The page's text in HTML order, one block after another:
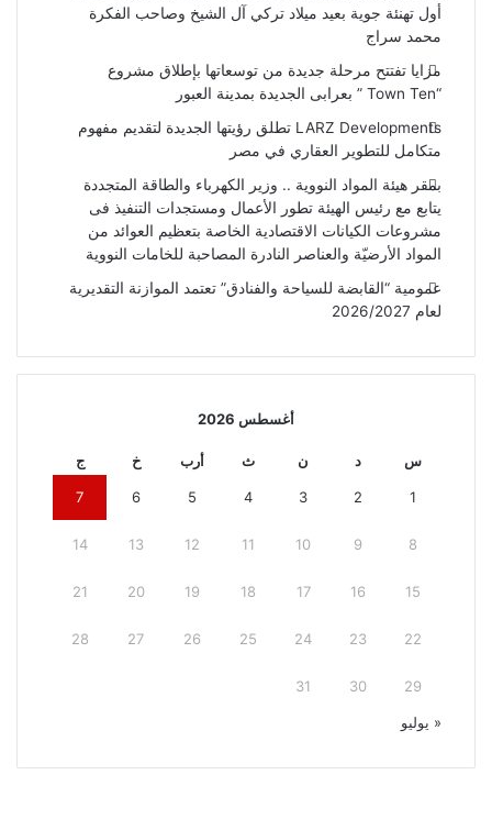
أول تهنئة جوية بعيد ميلاد تركي آل الشيخ وصاحب الفكرة
محمد سراج
مزايا تفتتح مرحلة جديدة من توسعاتها بإطلاق مشروع
“Town Ten ” بعرابى الجديدة بمدينة العبور
LARZ Developments تطلق رؤيتها الجديدة لتقديم مفهوم
متكامل للتطوير العقاري في مصر
بمقر هيئة المواد النووية .. وزير الكهرباء والطاقة المتجددة
يتابع مع رئيس الهيئة تطور الأعمال ومستجدات التنفيذ فى
مشروعات الكيانات الاقتصادية الخاصة بتعظيم العوائد من
المواد الأرضيّة والعناصر النادرة المصاحبة للخامات النووية
عمومية “القابضة للسياحة والفنادق” تعتمد الموازنة التقديرية
لعام 2026/2027
أغسطس 2026
س د ن ث أرب خ ج
1
2
3
4
5
6
7
8
9
10
11
12
13
14
15
16
17
18
19
20
21
22
23
24
25
26
27
28
29
30
31
« يوليو